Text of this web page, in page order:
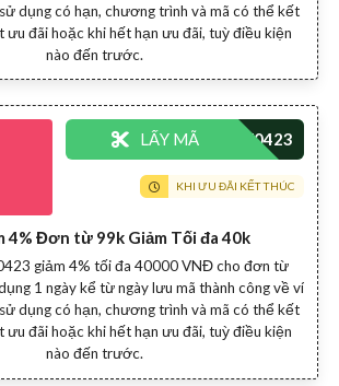
dụng có hạn, chương trình và mã có thể kết
đãi hoặc khi hết hạn ưu đãi, tuỳ điều kiện
nào đến trước.
4% Đơn từ 99k Giảm Tối đa 40k
giảm 4% tối đa 40000 VNĐ cho đơn từ
1 ngày kể từ ngày lưu mã thành công về ví
dụng có hạn, chương trình và mã có thể kết
đãi hoặc khi hết hạn ưu đãi, tuỳ điều kiện
nào đến trước.
LẤY MÃ
KHI ƯU ĐÃI KẾT THÚC